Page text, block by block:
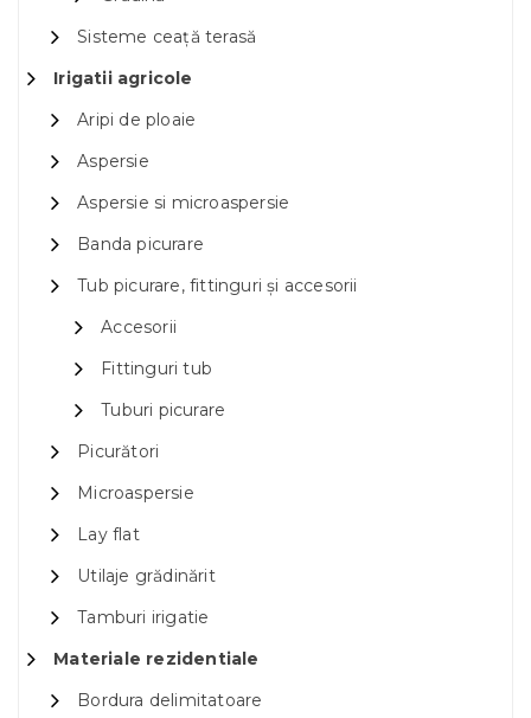
Sisteme ceață terasă
Irigatii agricole
Aripi de ploaie
Aspersie
Aspersie si microaspersie
Banda picurare
Tub picurare, fittinguri și accesorii
Accesorii
Fittinguri tub
Tuburi picurare
Picurători
Microaspersie
Lay flat
Utilaje grădinărit
Tamburi irigatie
Materiale rezidentiale
Bordura delimitatoare